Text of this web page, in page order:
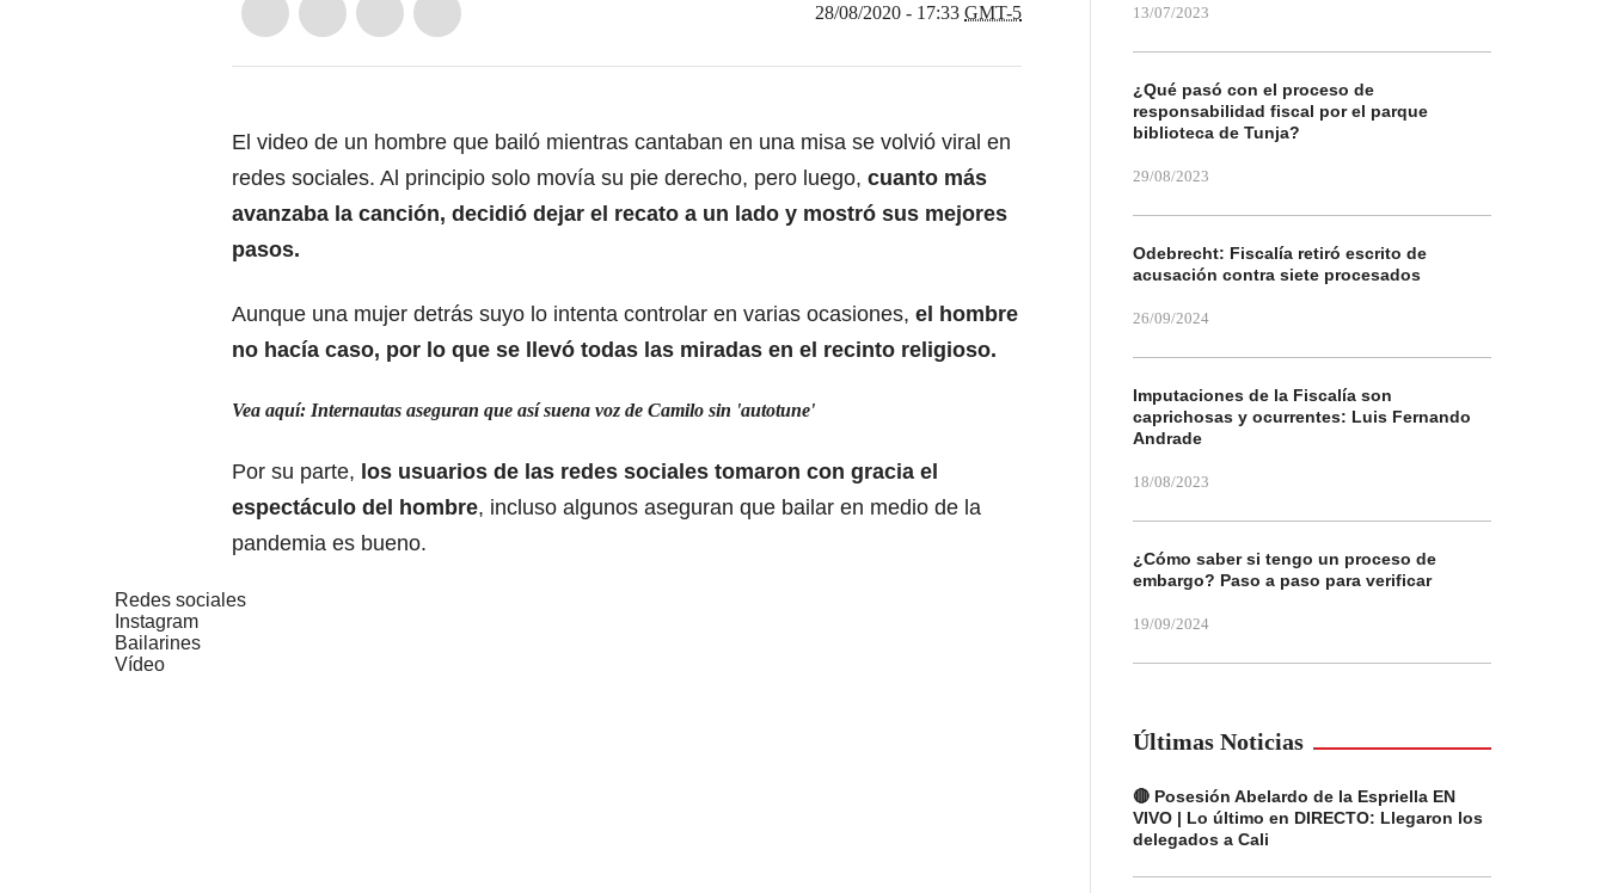
28/08/2020 - 17:33 GMT-5
El video de un hombre que bailó mientras cantaban en una misa se volvió viral en
redes sociales. Al principio solo movía su pie derecho, pero luego, cuanto más
avanzaba la canción, decidió dejar el recato a un lado y mostró sus mejores
pasos.
Aunque una mujer detrás suyo lo intenta controlar en varias ocasiones, el hombre
no hacía caso, por lo que se llevó todas las miradas en el recinto religioso.
Vea aquí: Internautas aseguran que así suena voz de Camilo sin 'autotune'
Por su parte, los usuarios de las redes sociales tomaron con gracia el
espectáculo del hombre, incluso algunos aseguran que bailar en medio de la
pandemia es bueno.
Redes sociales
Instagram
Bailarines
Vídeo
13/07/2023
¿Qué pasó con el proceso de
responsabilidad fiscal por el parque
biblioteca de Tunja?
29/08/2023
Odebrecht: Fiscalía retiró escrito de
acusación contra siete procesados
26/09/2024
Imputaciones de la Fiscalía son
caprichosas y ocurrentes: Luis Fernando
Andrade
18/08/2023
¿Cómo saber si tengo un proceso de
embargo? Paso a paso para verificar
19/09/2024
Últimas Noticias
🔴 Posesión Abelardo de la Espriella EN
VIVO | Lo último en DIRECTO: Llegaron los
delegados a Cali